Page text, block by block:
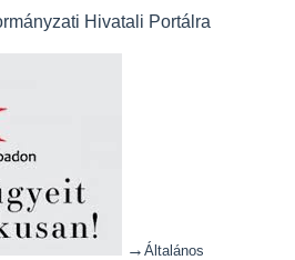
Hivatali Portálra
→ Általános